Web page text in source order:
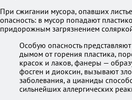
При сжигании мусора, опавших
опасность: в мусор попадают
придорожным загрязнением
Особую опасность
дымом от горения пластика,
красок и лаков, фанеры —
фосген и диоксин, вызывают
заболевания, а цианиды
сильнейших аллергических